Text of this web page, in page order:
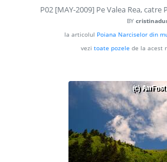
P02 [MAY-2009] Pe Valea Rea, catre
BY
la articolul Poiana Narciselor din
vezi toate pozele de la acest